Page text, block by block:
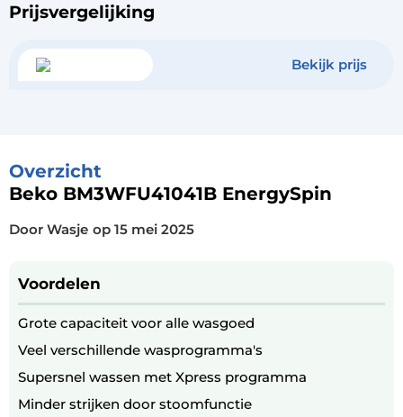
Prijsvergelijking
Bekijk prijs
Overzicht
Beko BM3WFU41041B EnergySpin
Door Wasje op 15 mei 2025
Voordelen
Grote capaciteit voor alle wasgoed
Veel verschillende wasprogramma's
Supersnel wassen met Xpress programma
Minder strijken door stoomfunctie